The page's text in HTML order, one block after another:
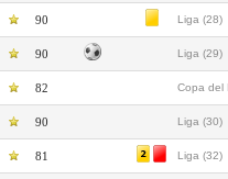
90 Liga (28)
90 Liga (29)
82 Copa del
90 Liga (30)
81 Liga (32)